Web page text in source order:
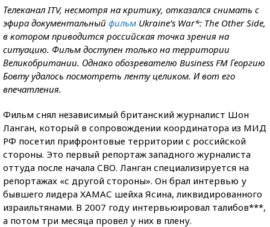
Телеканал ITV, несмотря на критику, отказался снимать с
эфира документальный фильм Ukraine’s War*: The Other Side,
в котором приводится российская точка зрения на
ситуацию. Фильм доступен только на территории
Великобритании. Однако обозревателю Business FM Георгию
Бовту удалось посмотреть ленту целиком. И вот его
впечатления.
Фильм снял независимый британский журналист Шон
Ланган, который в сопровождении координатора из МИД
РФ посетил прифронтовые территории с российской
стороны. Это первый репортаж западного журналиста
оттуда после начала СВО. Ланган специализируется на
репортажах «с другой стороны». Он брал интервью у
бывшего лидера ХАМАС шейха Ясина, ликвидированного
израильтянами. В 2007 году интервьюировал талибов***,
а потом три месяца провел у них в плену.